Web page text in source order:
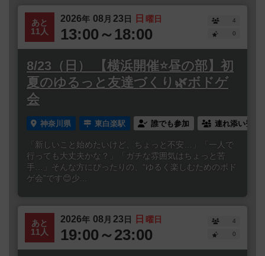
あと
11人
2026年 08 月 23日 日 曜日
13:00～18:00
4
0
8/23（日） 【横浜開催⭐️昼の部】初
夏のゆるっと友達づくり🌿ボドゲ
会
神奈川県 東白楽駅 誰でも参加 連れ添い登録
「新しいこと始めたいけど、ちょっと不安…」「一人で
行っても大丈夫かな？」「ガチな雰囲気はちょっと苦
手…」そんな方にぴったりの、“ゆるく楽しむためのボド
ゲ会”です😊少...
あと
11人
2026年 08 月 23日 日 曜日
19:00～23:00
4
0